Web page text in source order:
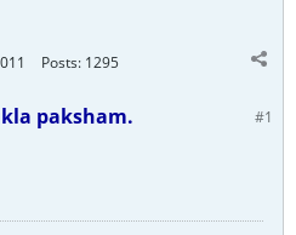
Posts: 1295
#1
paksham.